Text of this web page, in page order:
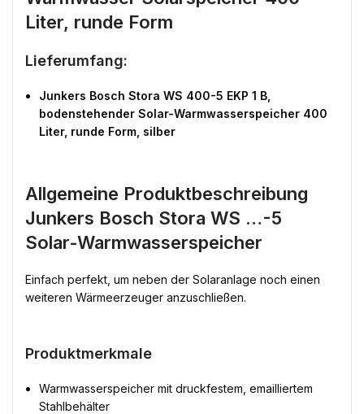
Liter, runde Form
Lieferumfang:
Junkers Bosch Stora WS 400-5 EKP 1 B,
bodenstehender Solar-Warmwasserspeicher 400
Liter, runde Form, silber
Allgemeine Produktbeschreibung
Junkers Bosch Stora WS …-5
Solar-Warmwasserspeicher
Einfach perfekt, um neben der Solaranlage noch einen
weiteren Wärmeerzeuger anzuschließen.
Produktmerkmale
Warmwasserspeicher mit druckfestem, emailliertem
Stahlbehälter